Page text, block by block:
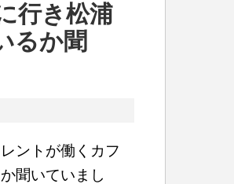
行き松浦
るか聞
ントが働くカフ
聞いていまし